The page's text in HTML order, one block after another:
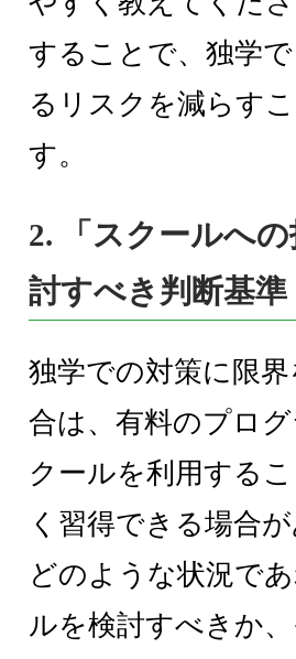
することで、独学
るリスクを減らす
す。
2. 「スクールへ
討すべき判断基準
独学での対策に限
合は、有料のプロ
クールを利用する
く習得できる場合が
どのような状況で
ルを検討すべきか